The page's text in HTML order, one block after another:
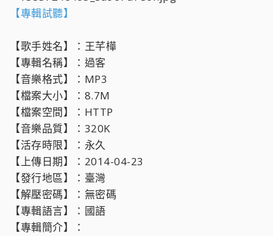
【專輯試聽】
【歌手姓名】：王芊樺
【專輯名稱】：過客
【音樂格式】：MP3
【檔案大小】：8.7M
【檔案空間】：HTTP
【音樂品質】：320K
【活存時限】：永久
【上傳日期】：2014-04-23
【發行地區】：臺灣
【解壓密碼】：無密碼
【專輯語言】：國語
【專輯簡介】：